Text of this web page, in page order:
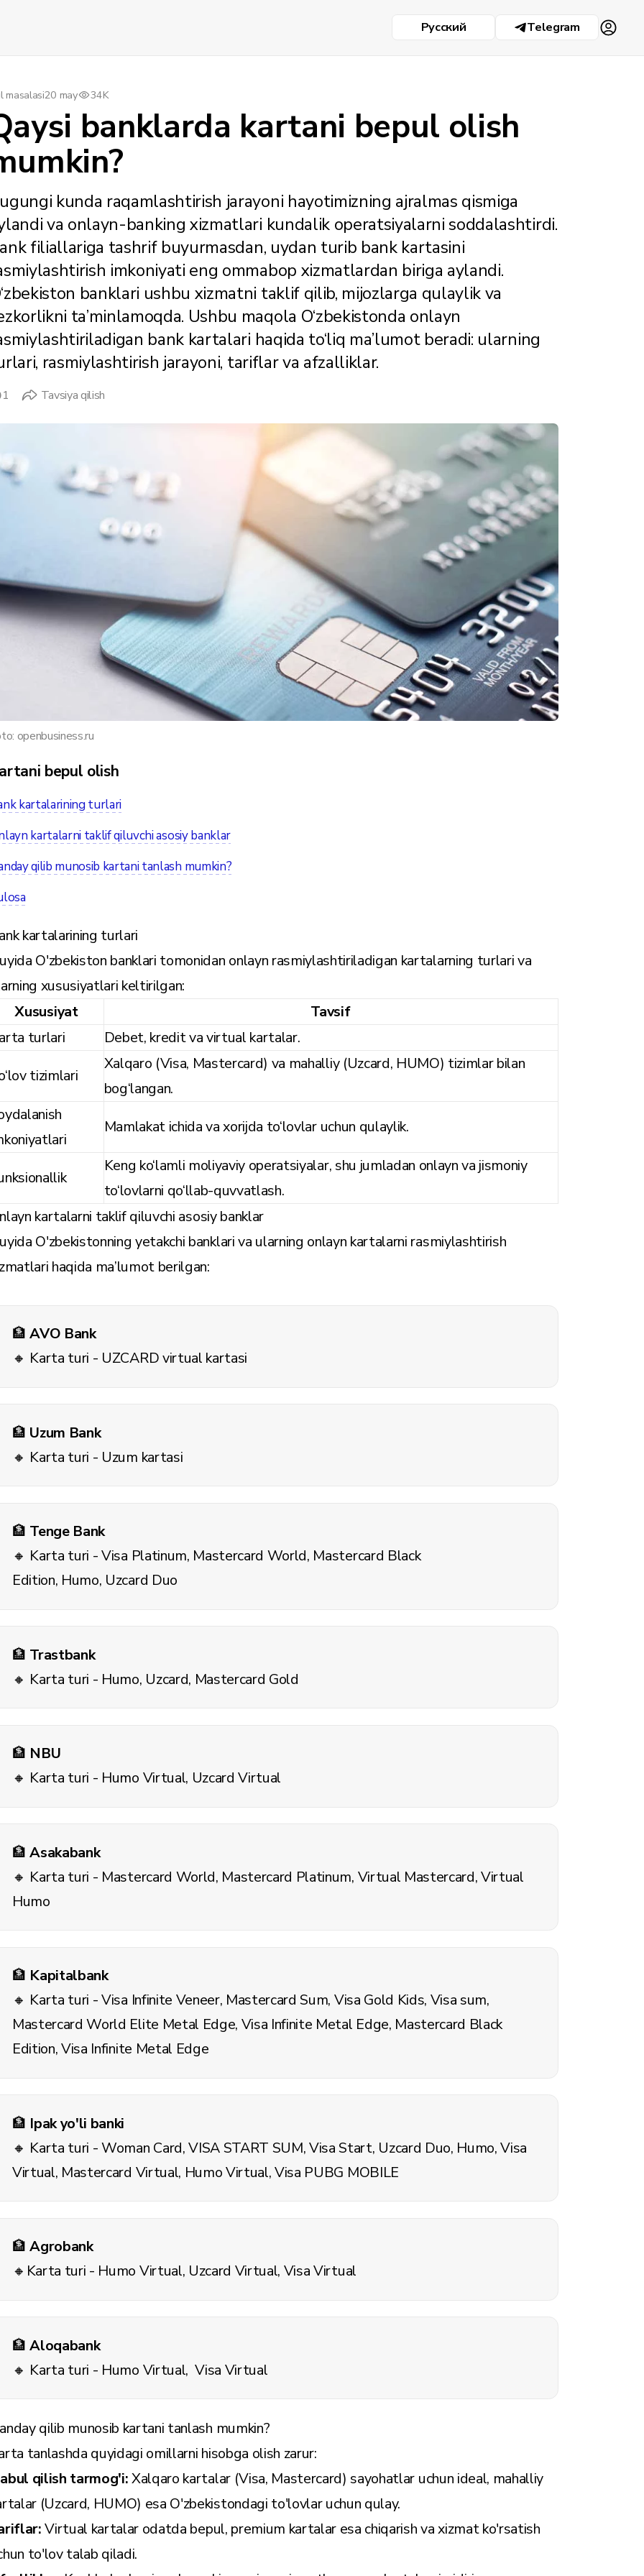
Русский Telegram
masalasi20 may 34K
banklarda kartani bepul olish
kunda raqamlashtirish jarayoni hayotimizning ajralmas qismiga
va onlayn-banking xizmatlari kundalik operatsiyalarni soddalashtirdi.
filiallariga tashrif buyurmasdan, uydan turib bank kartasini
imkoniyati eng ommabop xizmatlardan biriga aylandi.
banklari ushbu xizmatni taklif qilib, mijozlarga qulaylik va
ta’minlamoqda. Ushbu maqola O‘zbekistonda onlayn
bank kartalari haqida to‘liq ma’lumot beradi: ularning
rasmiylashtirish jarayoni, tariflar va afzalliklar.
1 Tavsiya qilish
openbusiness.ru
bepul olish
kartalarining turlari
kartalarni taklif qiluvchi asosiy banklar
qilib munosib kartani tanlash mumkin?
kartalarining turlari
O'zbekiston banklari tomonidan onlayn rasmiylashtiriladigan kartalarning turlari va
xususiyatlari keltirilgan:
Xususiyat
Tavsif
turlari
Debet, kredit va virtual kartalar.
tizimlari
Xalqaro (Visa, Mastercard) va mahalliy (Uzcard, HUMO) tizimlar bilan
bog‘langan.
Mamlakat ichida va xorijda to‘lovlar uchun qulaylik.
Keng ko‘lamli moliyaviy operatsiyalar, shu jumladan onlayn va jismoniy
to‘lovlarni qo‘llab-quvvatlash.
kartalarni taklif qiluvchi asosiy banklar
O'zbekistonning yetakchi banklari va ularning onlayn kartalarni rasmiylashtirish
haqida ma’lumot berilgan:
🏦AVO Bank
🔸 Karta turi - UZCARD virtual kartasi
🏦 Uzum Bank
🔸 Karta turi - Uzum kartasi
🏦 Tenge Bank
🔸 Karta turi - Visa Platinum, Mastercard World, Mastercard Black
Edition, Humo, Uzcard Duo
🏦 Trastbank
🔸 Karta turi - Humo, Uzcard, Mastercard Gold
🏦 NBU
🔸 Karta turi - Humo Virtual, Uzcard Virtual
🏦Asakabank
🔸 Karta turi - Mastercard World, Mastercard Platinum, Virtual Mastercard, Virtual
Humo
🏦 Kapitalbank
🔸 Karta turi - Visa Infinite Veneer, Mastercard Sum, Visa Gold Kids, Visa sum,
Mastercard World Elite Metal Edge, Visa Infinite Metal Edge, Mastercard Black
Edition, Visa Infinite Metal Edge
🏦 Ipak yo'li banki
🔸 Karta turi - Woman Card, VISA START SUM, Visa Start, Uzcard Duo, Humo, Visa
Virtual, Mastercard Virtual, Humo Virtual, Visa PUBG MOBILE
🏦Agrobank
🔸Karta turi - Humo Virtual, Uzcard Virtual, Visa Virtual
🏦Aloqabank
🔸 Karta turi - Humo Virtual, Visa Virtual
qilib munosib kartani tanlash mumkin?
tanlashda quyidagi omillarni hisobga olish zarur:
qilish tarmog'i:Xalqaro kartalar (Visa, Mastercard) sayohatlar uchun ideal, mahalliy
(Uzcard, HUMO) esa O'zbekistondagi to'lovlar uchun qulay.
Virtual kartalar odatda bepul, premium kartalar esa chiqarish va xizmat ko'rsatish
to'lov talab qiladi.